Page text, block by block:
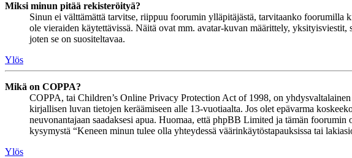
Miksi minun pitää rekisteröityä?
Sinun ei välttämättä tarvitse, riippuu foorumin ylläpitäjästä, tarvitaanko
ole vieraiden käytettävissä. Näitä ovat mm. avatar-kuvan määrittely,
joten se on suositeltavaa.
Ylös
Mikä on COPPA?
COPPA, tai Children’s Online Privacy Protection Act of 1998, on
kirjallisen luvan tietojen keräämiseen alle 13-vuotiaalta. Jos olet epävarma
neuvonantajaan saadaksesi apua. Huomaa, että phpBB Limited ja tämän
kysymystä “Keneen minun tulee olla yhteydessä väärinkäytöstapauksissa tai
Ylös